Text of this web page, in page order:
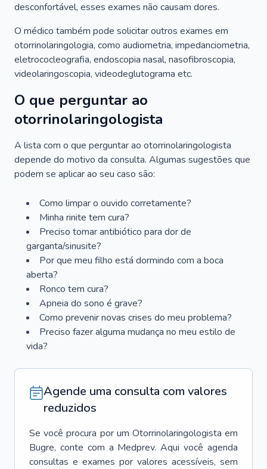
desconfortável, esses exames não causam dores.
O médico também pode solicitar outros exames em
otorrinolaringologia, como audiometria, impedanciometria,
eletrococleografia, endoscopia nasal, nasofibroscopia,
videolaringoscopia, videodeglutograma etc.
O que perguntar ao
otorrinolaringologista
A lista com o que perguntar ao otorrinolaringologista
depende do motivo da consulta. Algumas sugestões que
podem se aplicar ao seu caso são:
Como limpar o ouvido corretamente?
Minha rinite tem cura?
Preciso tomar antibiótico para dor de
garganta/sinusite?
Por que meu filho está dormindo com a boca
aberta?
Ronco tem cura?
Apneia do sono é grave?
Como prevenir novas crises do meu problema?
Preciso fazer alguma mudança no meu estilo de
vida?
Agende uma consulta com valores
reduzidos
Se você procura por um Otorrinolaringologista em
Bugre, conte com a Medprev. Aqui você agenda
consultas e exames por valores acessíveis, sem